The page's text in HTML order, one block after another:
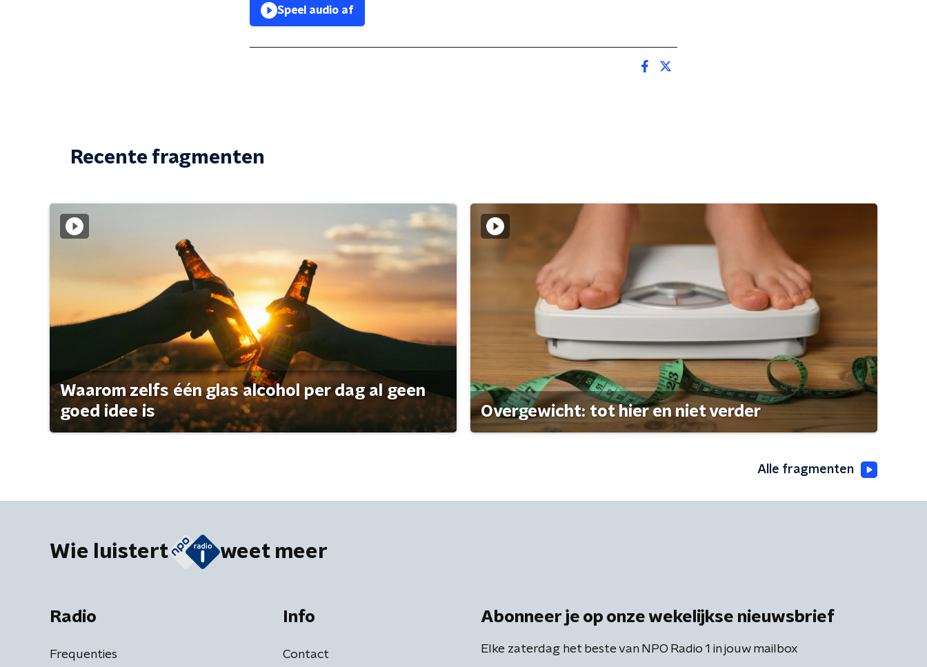
Speel audio af
Recente fragmenten
Waarom zelfs één glas alcohol per dag al geen
goed idee is
Overgewicht: tot hier en niet verder
Alle fragmenten
Wie luistert weet meer
Radio
Frequenties
Info
Contact
Abonneer je op onze wekelijkse nieuwsbrief
Elke zaterdag het beste van NPO Radio 1 in jouw mailbox